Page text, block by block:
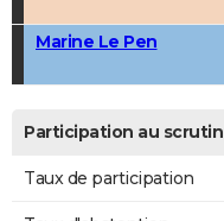
Marine Le Pen
Participation au scrutin
Taux de participation